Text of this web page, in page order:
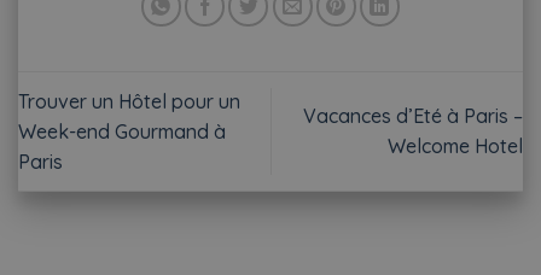
Trouver un Hôtel pour un
Week-end Gourmand à
Paris
Vacances d’Eté à Paris –
Welcome Hotel